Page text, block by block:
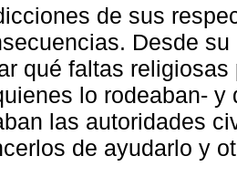
de sus
Desde
qué faltas
lo rodeaban-
las autoridades
de ayudarlo y